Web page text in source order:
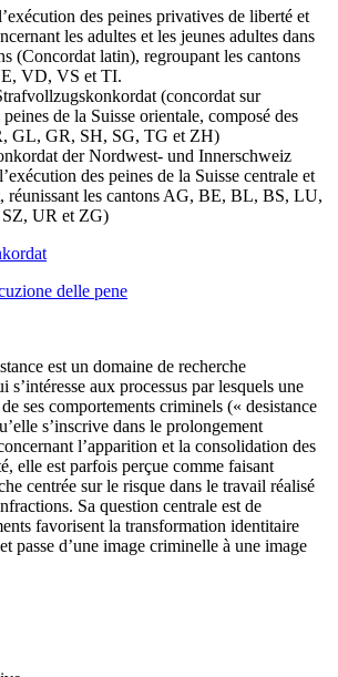
des peines privatives de liberté et
les adultes et les jeunes adultes dans
(Concordat latin), regroupant les cantons
VD, VS et TI.
(concordat sur
de la Suisse orientale, composé des
GL, GR, SH, SG, TG et ZH)
der Nordwest- und Innerschweiz
des peines de la Suisse centrale et
réunissant les cantons AG, BE, BL, BS, LU,
UR et ZG)
delle pene
est un domaine de recherche
s’intéresse aux processus par lesquels une
ses comportements criminels (« desistance
s’inscrive dans le prolongement
l’apparition et la consolidation des
elle est parfois perçue comme faisant
centrée sur le risque dans le travail réalisé
Sa question centrale est de
favorisent la transformation identitaire
passe d’une image criminelle à une image